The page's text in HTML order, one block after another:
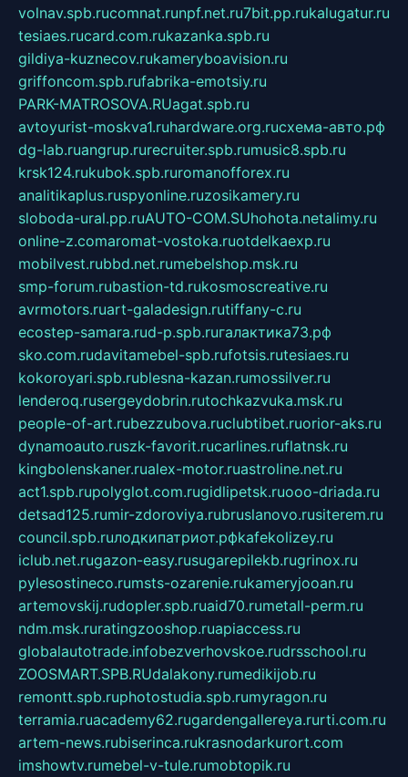
volnav.spb.rucomnat.runpf.net.ru7bit.pp.rukalugatur.ru
tesiaes.rucard.com.rukazanka.spb.ru
gildiya-kuznecov.rukameryboavision.ru
griffoncom.spb.rufabrika-emotsiy.ru
PARK-MATROSOVA.RUagat.spb.ru
avtoyurist-moskva1.ruhardware.org.ruсхема-авто.рф
dg-lab.ruangrup.rurecruiter.spb.rumusic8.spb.ru
krsk124.rukubok.spb.ruromanofforex.ru
analitikaplus.ruspyonline.ruzosikamery.ru
sloboda-ural.pp.ruAUTO-COM.SUhohota.netalimy.ru
online-z.comaromat-vostoka.ruotdelkaexp.ru
mobilvest.rubbd.net.rumebelshop.msk.ru
smp-forum.rubastion-td.rukosmoscreative.ru
avrmotors.ruart-galadesign.rutiffany-c.ru
ecostep-samara.rud-p.spb.ruгалактика73.рф
sko.com.rudavitamebel-spb.rufotsis.rutesiaes.ru
kokoroyari.spb.rublesna-kazan.rumossilver.ru
lenderoq.rusergeydobrin.rutochkazvuka.msk.ru
people-of-art.rubezzubova.ruclubtibet.ruorior-aks.ru
dynamoauto.ruszk-favorit.rucarlines.ruflatnsk.ru
kingbolenskaner.rualex-motor.ruastroline.net.ru
act1.spb.rupolyglot.com.rugidlipetsk.ruooo-driada.ru
detsad125.rumir-zdoroviya.rubruslanovo.rusiterem.ru
council.spb.ruлодкипатриот.рфkafekolizey.ru
iclub.net.rugazon-easy.rusugarepilekb.rugrinox.ru
pylesostineco.rumsts-ozarenie.rukameryjooan.ru
artemovskij.rudopler.spb.ruaid70.rumetall-perm.ru
ndm.msk.ruratingzooshop.ruapiaccess.ru
globalautotrade.infobezverhovskoe.rudrsschool.ru
ZOOSMART.SPB.RUdalakony.rumedikijob.ru
remontt.spb.ruphotostudia.spb.rumyragon.ru
terramia.ruacademy62.rugardengallereya.rurti.com.ru
artem-news.rubiserinca.rukrasnodarkurort.com
imshowtv.rumebel-v-tule.rumobtopik.ru